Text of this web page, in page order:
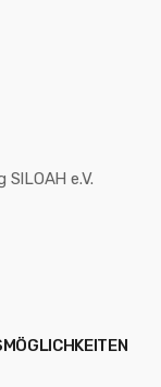
e.V.